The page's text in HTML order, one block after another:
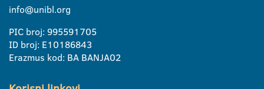
info@unibl.org
PIC broj: 995591705
ID broj: E10186843
Erazmus kod: BA BANJA02